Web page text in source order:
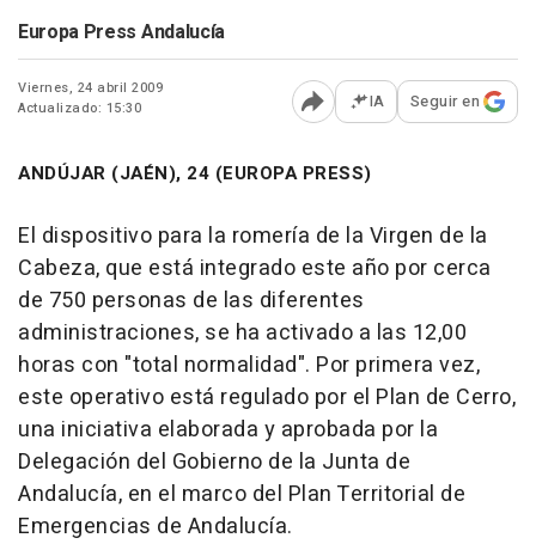
Europa Press Andalucía
Viernes, 24 abril 2009
Actualizado: 15:30
Abrir opciones para
IA Seguir en
ANDÚJAR (JAÉN), 24 (EUROPA PRESS)
El dispositivo para la romería de la Virgen de la
Cabeza, que está integrado este año por cerca
de 750 personas de las diferentes
administraciones, se ha activado a las 12,00
horas con "total normalidad". Por primera vez,
este operativo está regulado por el Plan de Cerro,
una iniciativa elaborada y aprobada por la
Delegación del Gobierno de la Junta de
Andalucía, en el marco del Plan Territorial de
Emergencias de Andalucía.